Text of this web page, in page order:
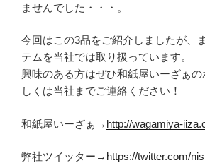
ませんでした・・・。
今回はこの3品をご紹介しましたが、
テムを当社では取り扱っています。
興味のある方はぜひ和紙屋いーざぁ
しくは当社までご連絡ください！
和紙屋いーざぁ→ http://wagamiya-
弊社ツイッター→ https://twitter.com/